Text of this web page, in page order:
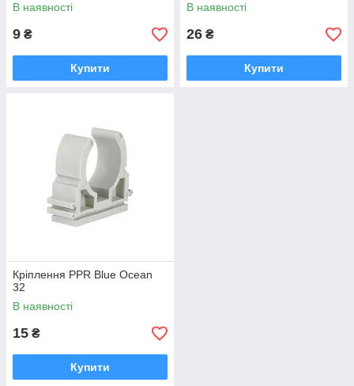
В наявності
9 ₴
Купити
В наявності
26 ₴
Купити
Кріплення PPR Blue Ocean
32
В наявності
15 ₴
Купити